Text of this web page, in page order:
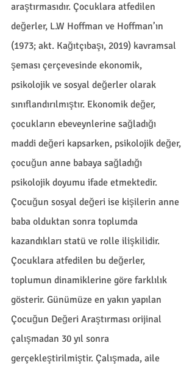
araştırmasıdır. Çocuklara atfedilen
değerler, L.W Hoffman ve Hoffman’ın
(1973; akt. Kağıtçıbaşı, 2019) kavramsal
şeması çerçevesinde ekonomik,
psikolojik ve sosyal değerler olarak
sınıflandırılmıştır. Ekonomik değer,
çocukların ebeveynlerine sağladığı
maddi değeri kapsarken, psikolojik değer,
çocuğun anne babaya sağladığı
psikolojik doyumu ifade etmektedir.
Çocuğun sosyal değeri ise kişilerin anne
baba olduktan sonra toplumda
kazandıkları statü ve rolle ilişkilidir.
Çocuklara atfedilen bu değerler,
toplumun dinamiklerine göre farklılık
gösterir. Günümüze en yakın yapılan
Çocuğun Değeri Araştırması orijinal
çalışmadan 30 yıl sonra
gerçekleştirilmiştir. Çalışmada, aile